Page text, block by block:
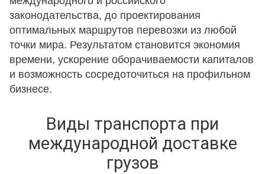
законодательства, до проектирования
оптимальных маршрутов перевозки из любой
точки мира. Результатом становится экономия
времени, ускорение оборачиваемости капиталов
и возможность сосредоточиться на профильном
бизнесе.
Виды транспорта при
международной доставке
грузов